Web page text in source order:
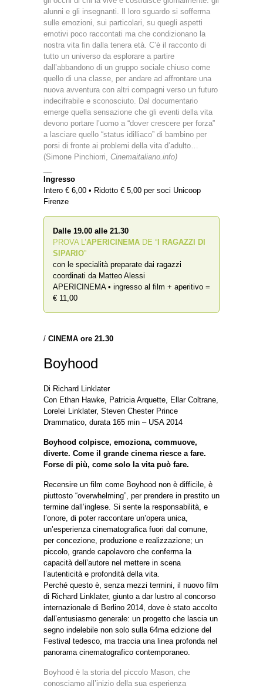
alunni e gli insegnanti. Il loro sguardo si sofferma
sulle emozioni, sui particolari, su quegli aspetti
emotivi poco raccontati ma che condizionano la
nostra vita fin dalla tenera età. C’è il racconto di
tutto un universo da esplorare a partire
dall’abbandono di un gruppo sociale chiuso come
quello di una classe, per andare ad affrontare una
nuova avventura con altri compagni verso un futuro
indecifrabile e sconosciuto. Dal documentario
emerge quella sensazione che gli eventi della vita
devono portare l’uomo a “dover crescere per forza”
a lasciare quello “status idilliaco” di bambino per
porsi di fronte ai problemi della vita d’adulto…
(Simone Pinchiorri, Cinemaitaliano.info)
Ingresso
Intero € 6,00 • Ridotto € 5,00 per soci Unicoop
Firenze
Dalle 19.00 alle 21.30
PROVA L’APERICINEMA DE “I RAGAZZI DI
SIPARIO”
con le specialità preparate dai ragazzi
coordinati da Matteo Alessi
APERICINEMA • ingresso al film + aperitivo =
€ 11,00
/ CINEMA ore 21.30
Boyhood
Di Richard Linklater
Con Ethan Hawke, Patricia Arquette, Ellar Coltrane,
Lorelei Linklater, Steven Chester Prince
Drammatico, durata 165 min – USA 2014
Boyhood colpisce, emoziona, commuove,
diverte. Come il grande cinema riesce a fare.
Forse di più, come solo la vita può fare.
Recensire un film come Boyhood non è difficile, è
piuttosto “overwhelming”, per prendere in prestito un
termine dall’inglese. Si sente la responsabilità, e
l’onore, di poter raccontare un’opera unica,
un’esperienza cinematografica fuori dal comune,
per concezione, produzione e realizzazione; un
piccolo, grande capolavoro che conferma la
capacità dell’autore nel mettere in scena
l’autenticità e profondità della vita.
Perché questo è, senza mezzi termini, il nuovo film
di Richard Linklater, giunto a dar lustro al concorso
internazionale di Berlino 2014, dove è stato accolto
dall’entusiasmo generale: un progetto che lascia un
segno indelebile non solo sulla 64ma edizione del
Festival tedesco, ma traccia una linea profonda nel
panorama cinematografico contemporaneo.
Boyhood è la storia del piccolo Mason, che
conosciamo all’inizio della sua esperienza